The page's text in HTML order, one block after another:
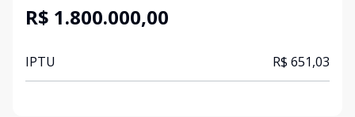
R$ 1.800.000,00
IPTU R$ 651,03